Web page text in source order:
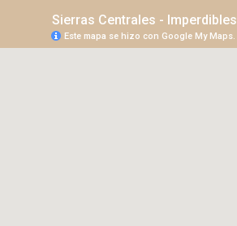
Sierras Centrales - Imperdibles
Este mapa se hizo con Google My Maps.